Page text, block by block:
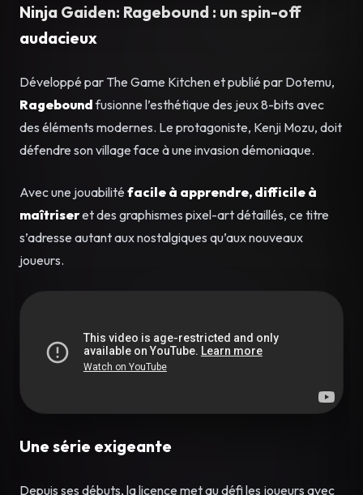
Ninja Gaiden: Ragebound : un spin-off
audacieux
Développé par The Game Kitchen et publié par Dotemu,
Rageboundfusionne l’esthétique des jeux 8-bits avec
des éléments modernes. Le protagoniste, Kenji Mozu, doit
défendre son village face à une invasion démoniaque.
Avec une jouabilité facile à apprendre, difficile à
maîtriseret des graphismes pixel-art détaillés, ce titre
s’adresse autant aux nostalgiques qu’aux nouveaux
joueurs.
Une série exigeante
Depuis ses débuts, la licence met au défi les joueurs avec